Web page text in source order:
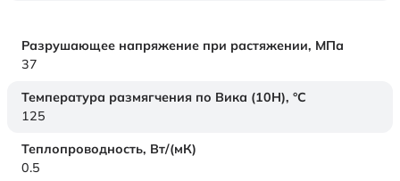
Разрушающее напряжение при растяжении, МПа
37
Температура размягчения по Вика (10Н), °C
125
Теплопроводность, Вт/(мК)
0.5